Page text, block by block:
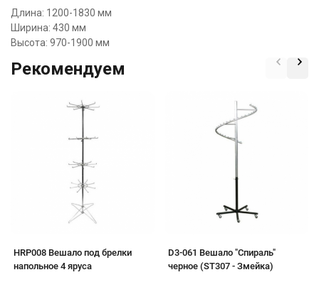
Длина: 1200-1830 мм
Ширина: 430 мм
Высота: 970-1900 мм
Рекомендуем
HRP008 Вешало под брелки
напольное 4 яруса
D3-061 Вешало "Спираль"
черное (ST307 - Змейка)